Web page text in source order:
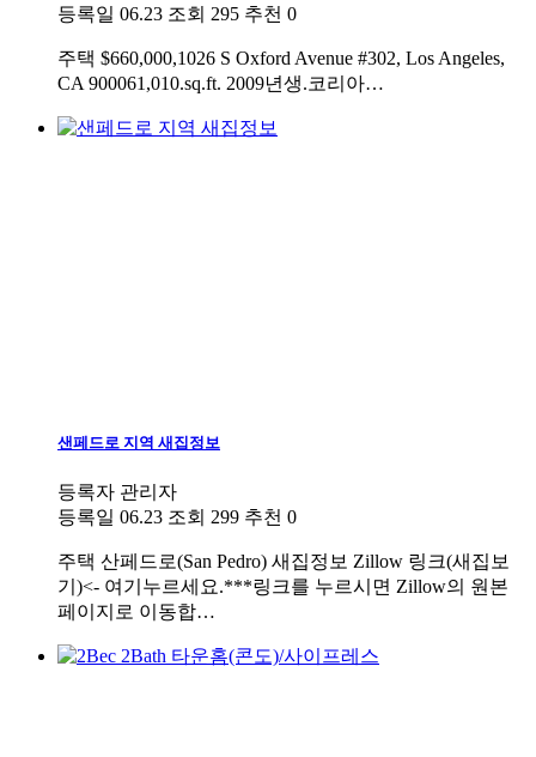
등록일 06.23 조회 295 추천 0
주택 $660,000,1026 S Oxford Avenue #302, Los Angeles,
CA 900061,010.sq.ft. 2009년생.코리아…
샌페드로 지역 새집정보
등록자 관리자
등록일 06.23 조회 299 추천 0
주택 산페드로(San Pedro) 새집정보 Zillow 링크(새집보
기)<- 여기누르세요.***링크를 누르시면 Zillow의 원본
페이지로 이동합…